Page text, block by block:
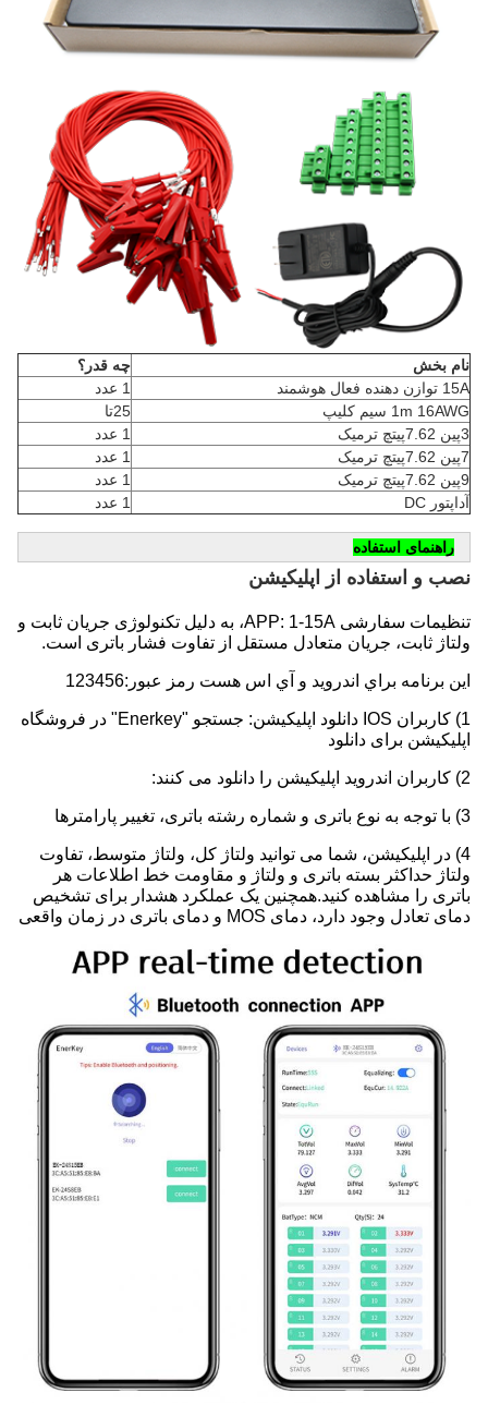
نام بخش
چه قدر؟
15A توازن دهنده فعال هوشمند
1 عدد
1m 16AWG سیم کلیپ
25تا
3پين 7.62پيتچ ترميک
1 عدد
7پين 7.62پيتچ ترميک
1 عدد
9پين 7.62پيتچ ترميک
1 عدد
آداپتور DC
1 عدد
راهنمای استفاده
نصب و استفاده از اپلیکیشن
ولتاژ ثابت، جریان متعادل مستقل از تفاوت فشار باتری است.
اين برنامه براي اندرويد و آي اس هست رمز عبور:123456
اپلیکیشن برای دانلود
2) کاربران اندروید اپلیکیشن را دانلود می کنند:
3) با توجه به نوع باتری و شماره رشته باتری، تغییر پارامترها
دمای تعادل وجود دارد، دمای MOS و دمای باتری در زمان واقعی